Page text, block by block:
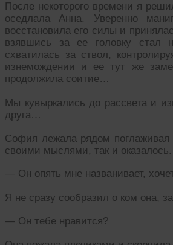
После некоторого времени я
оседлала Анна. Уверенно
восстановила его силы и
взявшись за ее головку стал
схватилась за ствол,
изнемождении и ее тут же
продолжила соитие…
Мы кувыркались до рассвета и
друга…
София лежала рядом
своими мыслями, так и оказалось.
— Он опять мне названивает,
Я не сразу сообразил о ком она,
— Он тебе нравится?